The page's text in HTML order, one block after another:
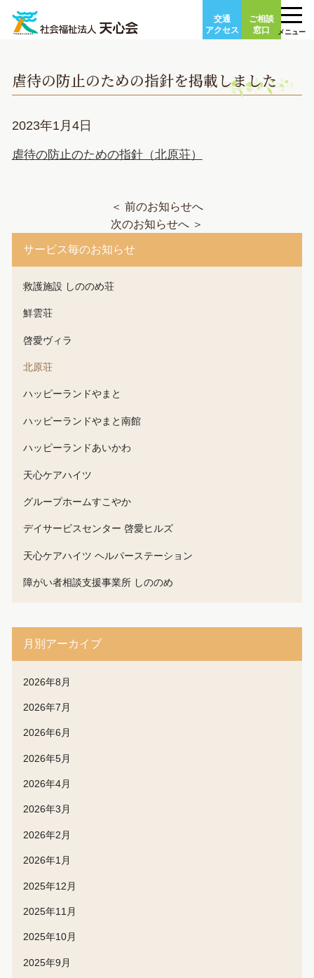
content
交通
アクセス
ご相談
窓口
メニュー
虐待の防止のための指針を掲載しました
2023年1月4日
虐待の防止のための指針（北原荘）
＜ 前のお知らせへ
次のお知らせへ ＞
サービス毎のお知らせ
救護施設 しののめ荘
鮮雲荘
啓愛ヴィラ
北原荘
ハッピーランドやまと
ハッピーランドやまと南館
ハッピーランドあいかわ
天心ケアハイツ
グループホームすこやか
デイサービスセンター 啓愛ヒルズ
天心ケアハイツ ヘルパーステーション
障がい者相談支援事業所 しののめ
月別アーカイブ
2026年8月
2026年7月
2026年6月
2026年5月
2026年4月
2026年3月
2026年2月
2026年1月
2025年12月
2025年11月
2025年10月
2025年9月